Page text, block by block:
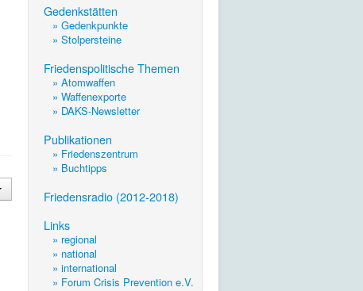
Gedenkstätten
» Gedenkpunkte
» Stolpersteine
Friedenspolitische Themen
» Atomwaffen
» Waffenexporte
» DAKS-Newsletter
Publikationen
» Friedenszentrum
» Buchtipps
Friedensradio (2012-2018)
Links
» regional
» national
» international
» Forum Crisis Prevention e.V.